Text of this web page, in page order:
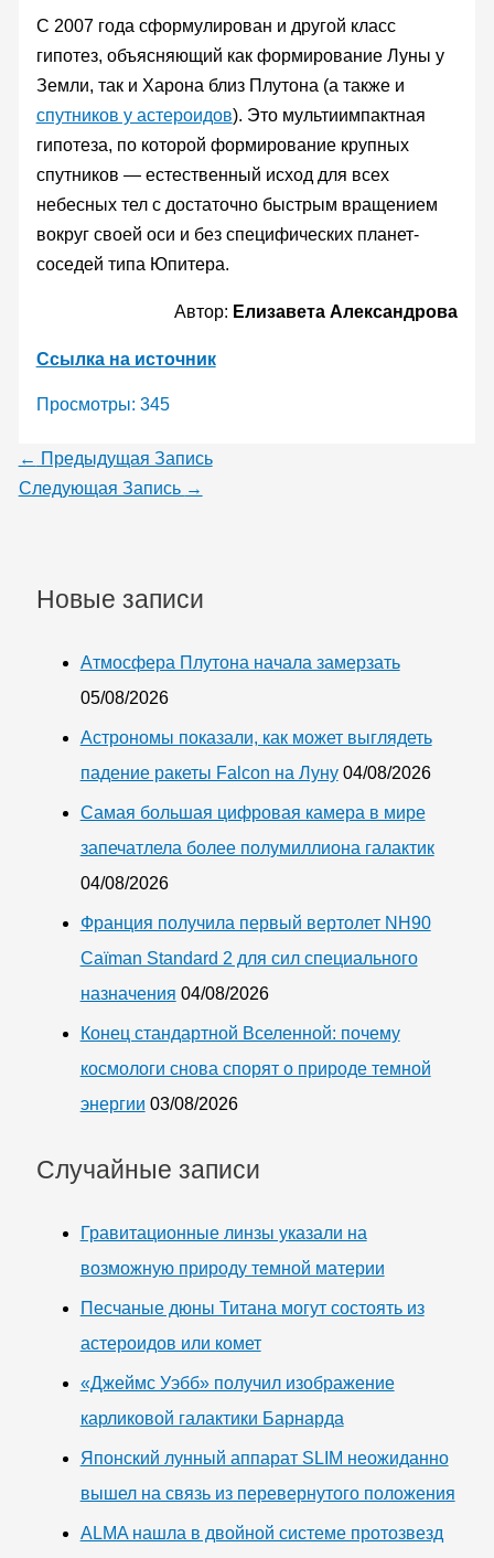
С 2007 года сформулирован и другой класс
гипотез, объясняющий как формирование Луны у
Земли, так и Харона близ Плутона (а также и
спутников у астероидов). Это мультиимпактная
гипотеза, по которой формирование крупных
спутников — естественный исход для всех
небесных тел с достаточно быстрым вращением
вокруг своей оси и без специфических планет-
соседей типа Юпитера.
Автор: Елизавета Александрова
Ссылка на источник
Просмотры: 345
← Предыдущая Запись
Следующая Запись →
Новые записи
Атмосфера Плутона начала замерзать
05/08/2026
Астрономы показали, как может выглядеть
падение ракеты Falcon на Луну 04/08/2026
Самая большая цифровая камера в мире
запечатлела более полумиллиона галактик
04/08/2026
Франция получила первый вертолет NH90
Caïman Standard 2 для сил специального
назначения 04/08/2026
Конец стандартной Вселенной: почему
космологи снова спорят о природе темной
энергии 03/08/2026
Случайные записи
Гравитационные линзы указали на
возможную природу темной материи
Песчаные дюны Титана могут состоять из
астероидов или комет
«Джеймс Уэбб» получил изображение
карликовой галактики Барнарда
Японский лунный аппарат SLIM неожиданно
вышел на связь из перевернутого положения
ALMA нашла в двойной системе протозвезд